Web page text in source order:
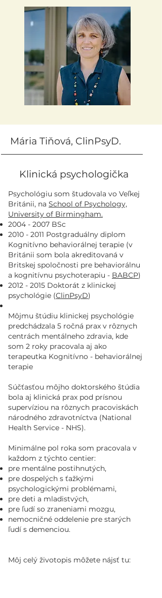
Mária Tiňová, ClinPsyD.
Klinická psychologička
Psychológiu som študovala vo Veľkej
Británii, na School of Psychology,
University of Birmingham.
2004 - 2007 BSc
2010 - 2011 Postgraduálny diplom
Kognitívno behaviorálnej terapie (v
Británii som bola akreditovaná v
Britskej spoločnosti pre behaviorálnu
a kognitívnu psychoterapiu - BABCP)
2012 - 2015 Doktorát z klinickej
psychológie (ClinPsyD)
Môjmu štúdiu klinickej psychológie
predchádzala 5 ročná prax v rôznych
centrách mentálneho zdravia, kde
som 2 roky pracovala aj ako
terapeutka Kognitívno - behaviorálnej
terapie
Súčťasťou môjho doktorského štúdia
bola aj klinická prax pod prísnou
supervíziou na rôznych pracoviskách
národného zdravotníctva (National
Health Service - NHS).
Minimálne pol roka som pracovala v
každom z týchto centier:
pre mentálne postihnutých,
pre dospelých s ťažkými
psychologickými problémami,
pre deti a mladistvých,
pre ľudí so zraneniami mozgu,
nemocničné oddelenie pre starých
ľudí s demenciou.
Môj celý životopis môžete nájsť tu: